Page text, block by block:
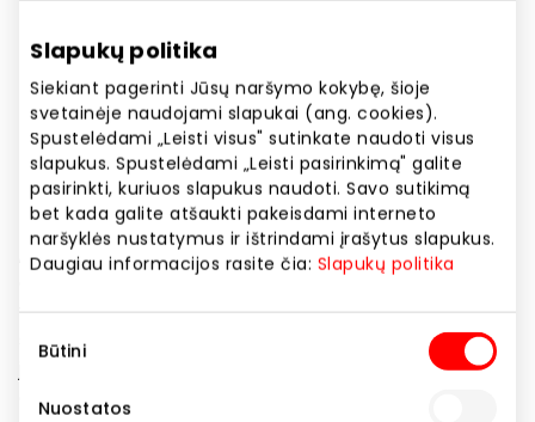
Slapukų politika
Siekiant pagerinti Jūsų naršymo kokybę, šioje
svetainėje naudojami slapukai (ang. cookies).
Spustelėdami „Leisti visus" sutinkate naudoti visus
slapukus. Spustelėdami „Leisti pasirinkimą" galite
pasirinkti, kuriuos slapukus naudoti. Savo sutikimą
bet kada galite atšaukti pakeisdami interneto
naršyklės nustatymus ir ištrindami įrašytus slapukus.
Daugiau informacijos rasite čia: Slapukų politika
pasirinkimas
Būtini
Nuostatos
Svetainės adresas
https://www.maxandco.com
Rodyti lokaciją žemėlapyje
„Max&Co.“ prekės ženklas priklauso „Max Mara“
grupei. Ilgametes tradicijas puoselėjantis ženklas
ypatingą dėmesį skiria nepriekaištingam dizainui,
spalvoms, kokybiškiems audiniams. „Max&Co.“ skirtas
jaunatviškai moteriai, kuri dievina madą, visada
atrodo nepriekaištingai ir stilingai. Daugiau apie